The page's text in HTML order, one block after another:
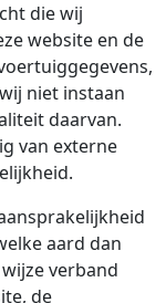
die wij
website en de
niet instaan
daarvan.
van externe
aard dan
verband
de